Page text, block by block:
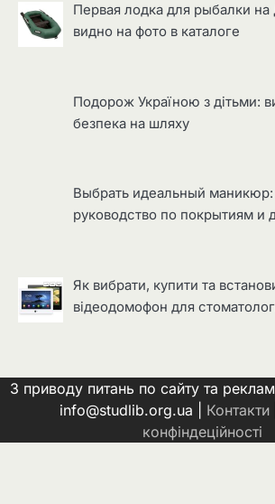
Первая лодка для рыбалки
видно на фото в каталоге
Подорож Україною з дітьми:
безпека на шляху
Выбрать идеальный
руководство по покрытиям и
Як вибрати, купити та
відеодомофон для
З приводу питань по сайту та
info@studlib.org.ua | Контакти|
конфіндеційності